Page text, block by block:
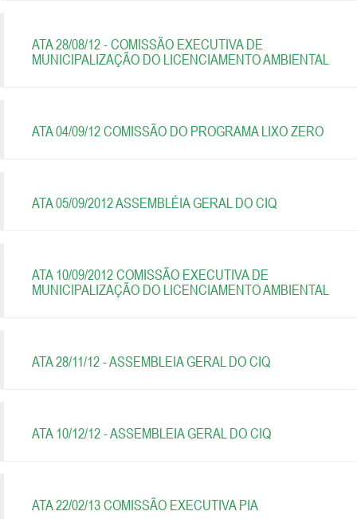
ATA 28/08/12 - COMISSÃO EXECUTIVA DE
MUNICIPALIZAÇÃO DO LICENCIAMENTO AMBIENTAL
ATA 04/09/12 COMISSÃO DO PROGRAMA LIXO ZERO
ATA 05/09/2012 ASSEMBLÉIA GERAL DO CIQ
ATA 10/09/2012 COMISSÃO EXECUTIVA DE
MUNICIPALIZAÇÃO DO LICENCIAMENTO AMBIENTAL
ATA 28/11/12 - ASSEMBLEIA GERAL DO CIQ
ATA 10/12/12 - ASSEMBLEIA GERAL DO CIQ
ATA 22/02/13 COMISSÃO EXECUTIVA PIA